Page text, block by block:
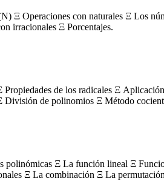
Ξ Operaciones con naturales Ξ Los
irracionales Ξ Porcentajes.
de los radicales Ξ
de polinomios Ξ Método
Ξ La función lineal Ξ
Ξ La combinación Ξ La